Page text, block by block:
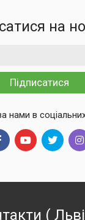
на
Підписатися
нами в
(